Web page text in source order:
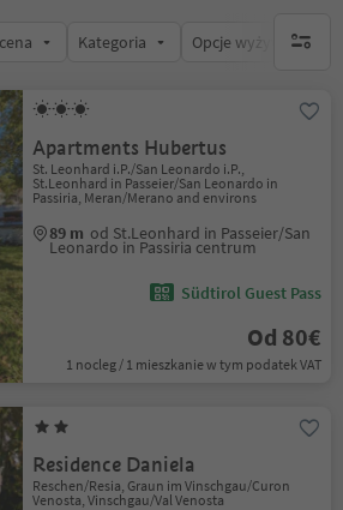
Kategoria Opcje wyżywieniabrak
Apartments Hubertus
St. Leonhard i.P./San Leonardo i.P.,
St.Leonhard in Passeier/San Leonardo in
Passiria, Meran/Merano and environs
89 m od St.Leonhard in Passeier/San
Leonardo in Passiria centrum
Südtirol Guest Pass
Od 80€
1 nocleg / 1 mieszkanie w tym podatek VAT
Residence Daniela
Reschen/Resia, Graun im Vinschgau/Curon
Venosta, Vinschgau/Val Venosta